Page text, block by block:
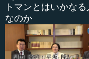
トマンとはいかなる
なのか